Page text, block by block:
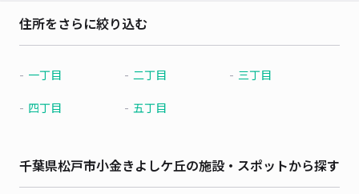
住所をさらに絞り込む
一丁目 二丁目 三丁目
四丁目 五丁目
千葉県松戸市小金きよしケ丘の施設・スポットから探す